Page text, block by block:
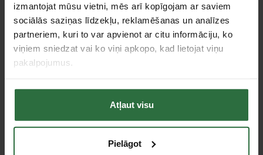
izmantojat mūsu vietni, mēs arī kopīgojam ar saviem
sociālās saziņas līdzekļu, reklamēšanas un analīzes
partneriem, kuri to var apvienot ar citu informāciju, ko
viņiem sniedzat vai ko viņi apkopo, kad lietojat viņu
pakalpojumus.
Atļaut visu
Pielāgot
Kvadrāta formas trimmera
aukla MAKITA 3,0 mm
6,56 €